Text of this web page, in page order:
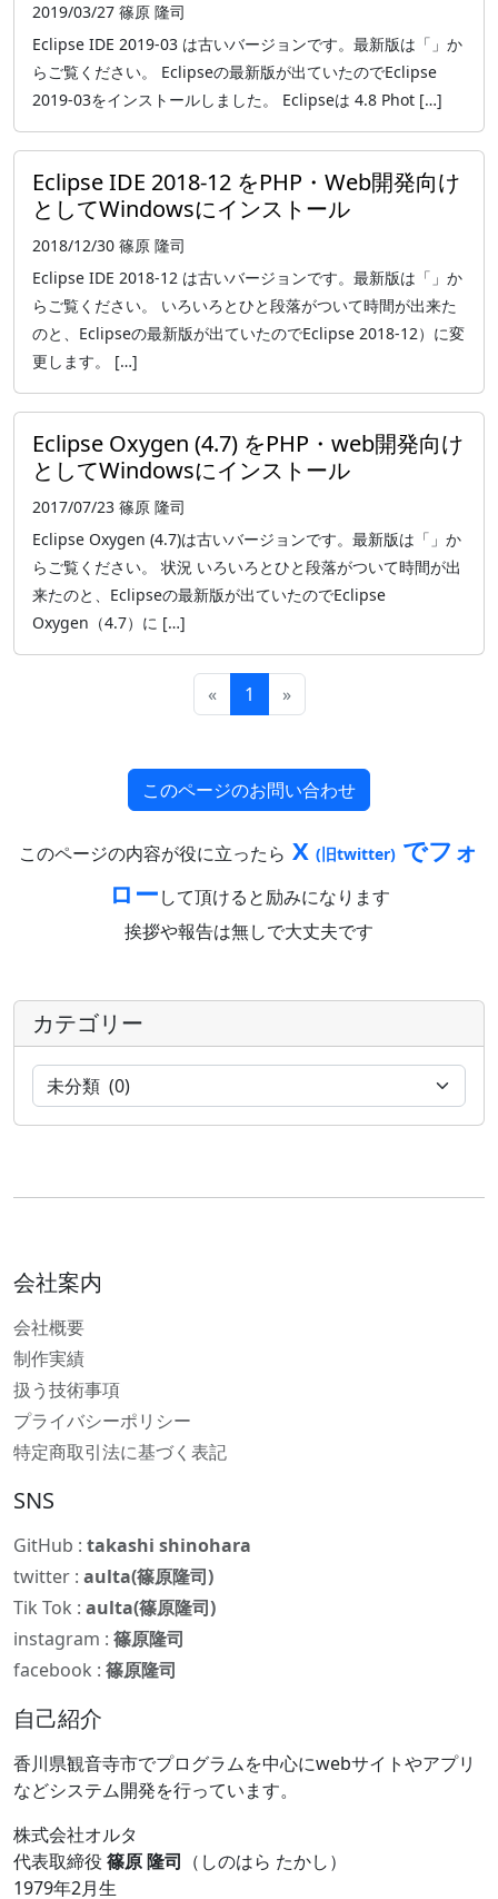
2019/03/27 篠原 隆司
Eclipse IDE 2019-03 は古いバージョンです。最新版は「」か
らご覧ください。 Eclipseの最新版が出ていたのでEclipse
2019-03をインストールしました。 Eclipseは 4.8 Phot […]
Eclipse IDE 2018-12 をPHP・Web開発向け
としてWindowsにインストール
2018/12/30 篠原 隆司
Eclipse IDE 2018-12 は古いバージョンです。最新版は「」か
らご覧ください。 いろいろとひと段落がついて時間が出来た
のと、Eclipseの最新版が出ていたのでEclipse 2018-12）に変
更します。 […]
Eclipse Oxygen (4.7) をPHP・web開発向け
としてWindowsにインストール
2017/07/23 篠原 隆司
Eclipse Oxygen (4.7)は古いバージョンです。最新版は「」か
らご覧ください。 状況 いろいろとひと段落がついて時間が出
来たのと、Eclipseの最新版が出ていたのでEclipse
Oxygen（4.7）に […]
« 1 »
このページのお問い合わせ
このページの内容が役に立ったら X (旧twitter) でフォ
ローして頂けると励みになります
挨拶や報告は無しで大丈夫です
カテゴリー
会社案内
会社概要
制作実績
扱う技術事項
プライバシーポリシー
特定商取引法に基づく表記
SNS
GitHub : takashi shinohara
twitter : aulta(篠原隆司)
Tik Tok : aulta(篠原隆司)
instagram : 篠原隆司
facebook : 篠原隆司
自己紹介
香川県観音寺市でプログラムを中心にwebサイトやアプリ
などシステム開発を行っています。
株式会社オルタ
代表取締役 篠原 隆司 （しのはら たかし）
1979年2月生